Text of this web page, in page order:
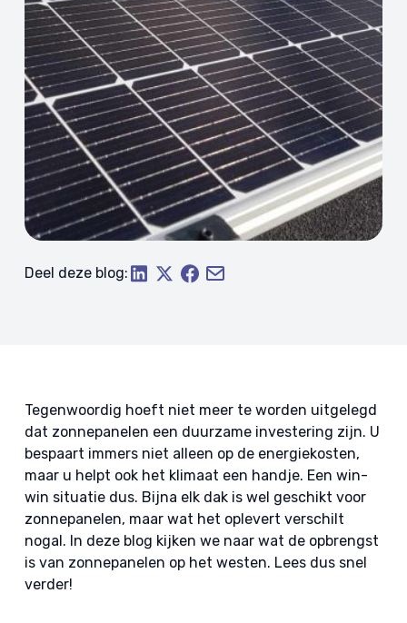
Deel deze blog:
Tegenwoordig hoeft niet meer te worden uitgelegd
dat zonnepanelen een duurzame investering zijn. U
bespaart immers niet alleen op de energiekosten,
maar u helpt ook het klimaat een handje. Een win-
win situatie dus. Bijna elk dak is wel geschikt voor
zonnepanelen, maar wat het oplevert verschilt
nogal. In deze blog kijken we naar wat de opbrengst
is van zonnepanelen op het westen. Lees dus snel
verder!